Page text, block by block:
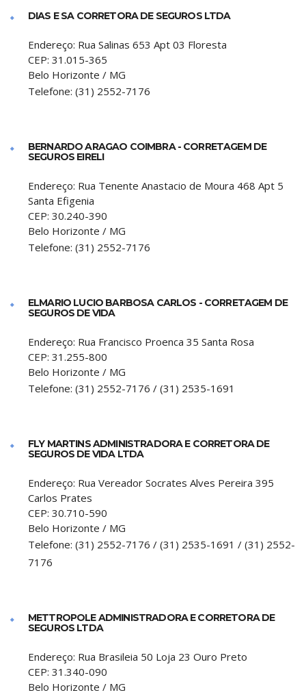
DIAS E SA CORRETORA DE SEGUROS LTDA
Endereço: Rua Salinas 653 Apt 03 Floresta
CEP: 31.015-365
Belo Horizonte / MG
Telefone: (31) 2552-7176
BERNARDO ARAGAO COIMBRA - CORRETAGEM DE
SEGUROS EIRELI
Endereço: Rua Tenente Anastacio de Moura 468 Apt 5
Santa Efigenia
CEP: 30.240-390
Belo Horizonte / MG
Telefone: (31) 2552-7176
ELMARIO LUCIO BARBOSA CARLOS - CORRETAGEM DE
SEGUROS DE VIDA
Endereço: Rua Francisco Proenca 35 Santa Rosa
CEP: 31.255-800
Belo Horizonte / MG
Telefone: (31) 2552-7176 / (31) 2535-1691
FLY MARTINS ADMINISTRADORA E CORRETORA DE
SEGUROS DE VIDA LTDA
Endereço: Rua Vereador Socrates Alves Pereira 395
Carlos Prates
CEP: 30.710-590
Belo Horizonte / MG
Telefone: (31) 2552-7176 / (31) 2535-1691 / (31) 2552-
7176
METTROPOLE ADMINISTRADORA E CORRETORA DE
SEGUROS LTDA
Endereço: Rua Brasileia 50 Loja 23 Ouro Preto
CEP: 31.340-090
Belo Horizonte / MG